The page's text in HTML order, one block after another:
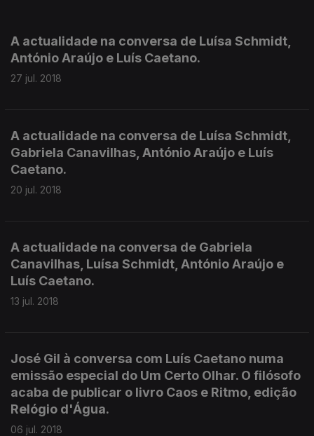
A actualidade na conversa de Luísa Schmidt,
António Araújo e Luís Caetano.
27 jul. 2018
A actualidade na conversa de Luísa Schmidt,
Gabriela Canavilhas, António Araújo e Luís
Caetano.
20 jul. 2018
A actualidade na conversa de Gabriela
Canavilhas, Luísa Schmidt, António Araújo e
Luís Caetano.
13 jul. 2018
José Gil à conversa com Luís Caetano numa
emissão especial do Um Certo Olhar. O filósofo
acaba de publicar o livro Caos e Ritmo, edição
Relógio d'Água.
06 jul. 2018